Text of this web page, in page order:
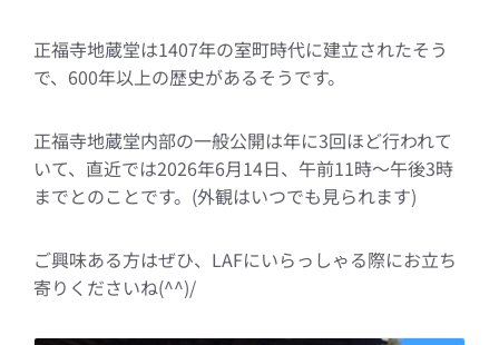
正福寺地蔵堂は1407年の室町時代に建立されたそう
で、600年以上の歴史があるそうです。
正福寺地蔵堂内部の一般公開は年に3回ほど行われて
いて、直近では2026年6月14日、午前11時～午後3時
までとのことです。(外観はいつでも見られます)
ご興味ある方はぜひ、LAFにいらっしゃる際にお立ち
寄りくださいね(^^)/